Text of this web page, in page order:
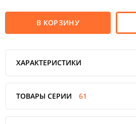
В КОРЗИНУ
ХАРАКТЕРИСТИКИ
ТОВАРЫ СЕРИИ 61